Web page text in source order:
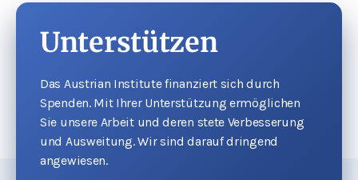
Unterstützen
Das Austrian Institute finanziert sich durch
Spenden. Mit Ihrer Unterstützung ermöglichen
Sie unsere Arbeit und deren stete Verbesserung
und Ausweitung. Wir sind darauf dringend
angewiesen.